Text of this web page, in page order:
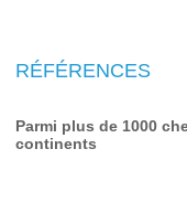
RÉFÉRENCES
Parmi plus de 1000
continents